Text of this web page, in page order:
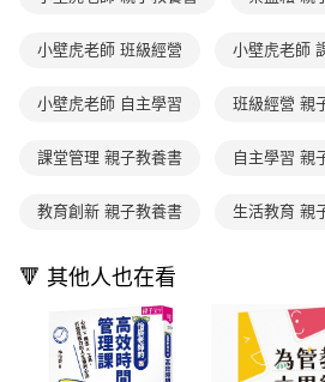
2.基於同意付款使用「大哥付你分期」之契約
由本公司與您本人進行分期帳單所需資料之確
後付繳納相關費用。
客戶支援中心」https://
【注意事項】
權轉讓予恩沛科技股份有限公司。
３．未成年的使用者請事先徵得法定代理人或
「AFTEE先享後付」，若未經同意申辦者引起
任。
４．使用「AFTEE先享後付」時，將依據個
時審查核予不同之上限額度；若仍有額度不
每筆NT$200
海外包裹航空運送
小壁虎老師 班級經營 小壁虎老師
小壁虎老師 自主學習 班級經營 親
課堂管理 親子教養書 自主學習 親
教育創新 親子教養書 生活教育 親
🔻 其他人也在看